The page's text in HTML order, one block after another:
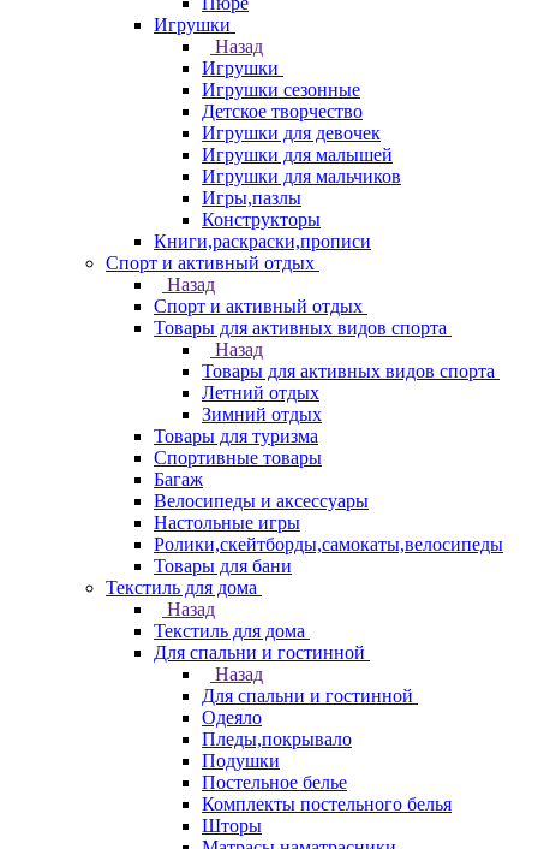
Игрушки
Назад
Игрушки
Игрушки сезонные
Детское творчество
Игрушки для девочек
Игрушки для малышей
Игрушки для мальчиков
Игры,пазлы
Конструкторы
Книги,раскраски,прописи
Спорт и активный отдых
Назад
Спорт и активный отдых
Товары для активных видов спорта
Назад
Товары для активных видов спорта
Летний отдых
Зимний отдых
Товары для туризма
Спортивные товары
Багаж
Велосипеды и аксессуары
Настольные игры
Ролики,скейтборды,самокаты,велосипеды
Товары для бани
Текстиль для дома
Назад
Текстиль для дома
Для спальни и гостинной
Назад
Для спальни и гостинной
Одеяло
Пледы,покрывало
Подушки
Постельное белье
Комплекты постельного белья
Шторы